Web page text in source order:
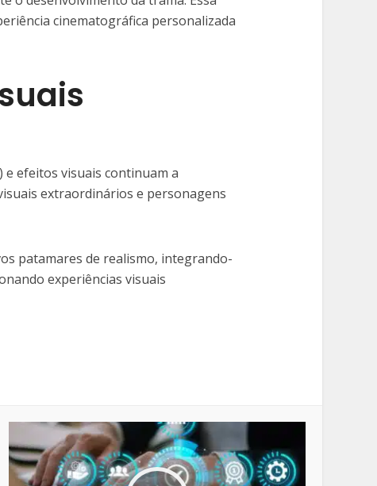
cinematográfica personalizada
e efeitos visuais continuam a
extraordinários e personagens
patamares de realismo, integrando-
experiências visuais